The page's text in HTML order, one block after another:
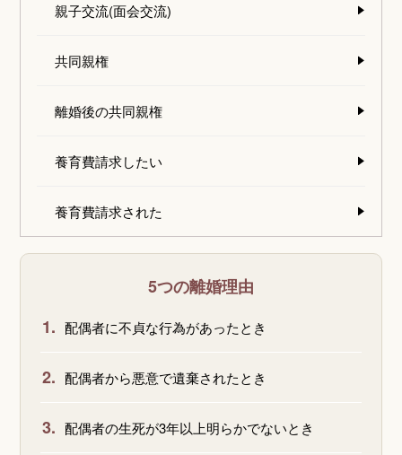
親子交流(面会交流)
共同親権
離婚後の共同親権
養育費請求したい
養育費請求された
5つの離婚理由
1. 配偶者に不貞な行為があったとき
2. 配偶者から悪意で遺棄されたとき
3. 配偶者の生死が3年以上明らかでないとき